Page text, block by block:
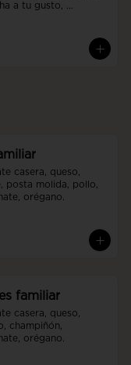
a tu gusto,
casera, queso,
posta molida, pollo,
orégano.
familiar
casera, queso,
champiñón,
orégano.